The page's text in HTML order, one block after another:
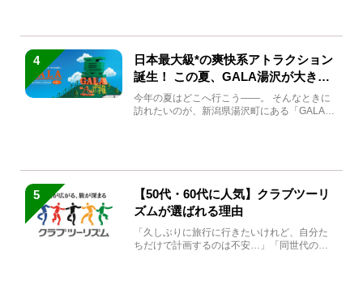
4
日本最大級*の爽快系アトラクション
誕生！ この夏、GALA湯沢が大きく
生まれ変わる
今年の夏はどこへ行こう――。 そんなときに
訪れたいのが、新潟県湯沢町にある「GALA湯
5
【50代・60代に人気】クラブツーリ
ズムが選ばれる理由
「久しぶりに旅行に行きたいけれど、自分た
ちだけで計画するのは不安…」「同世代の方